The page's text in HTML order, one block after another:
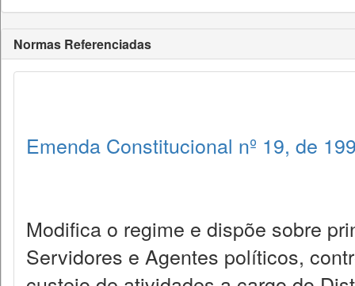
Normas Referenciadas
Emenda Constitucional nº 19, de
Modifica o regime e dispõe sobre
Servidores e Agentes políticos,